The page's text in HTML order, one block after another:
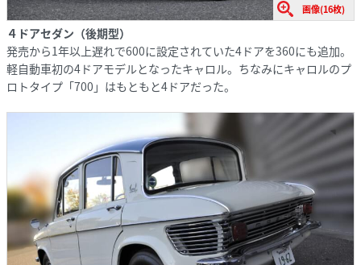
画像(16枚)
４ドアセダン（後期型）
発売から1年以上遅れで600に設定されていた4ドアを360にも追加。
軽自動車初の4ドアモデルとなったキャロル。ちなみにキャロルのプ
ロトタイプ「700」はもともと4ドアだった。